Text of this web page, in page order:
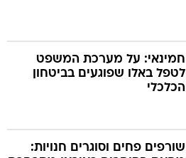
חמינאי: על מערכת המשפט
לטפל באלו שפוגעים בביטחון
הכלכלי
שורפים פחים וסוגרים חנויות: